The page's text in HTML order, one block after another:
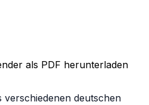
als PDF herunterladen
verschiedenen deutschen